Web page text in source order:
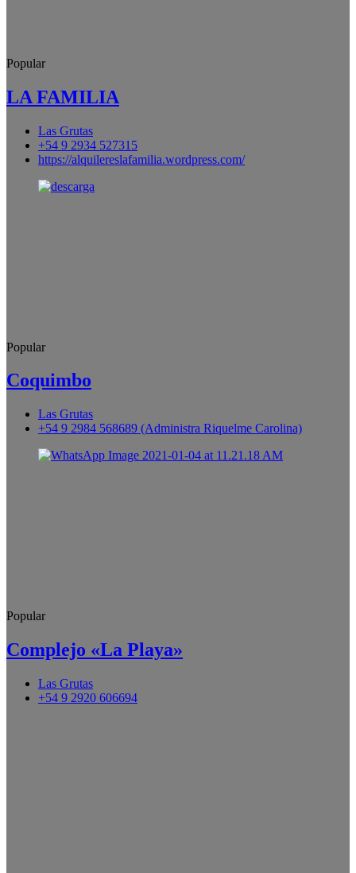
Popular
LA FAMILIA
Las Grutas
+54 9 2934 527315
https://alquilereslafamilia.wordpress.com/
Popular
Coquimbo
Las Grutas
+54 9 2984 568689 (Administra Riquelme Carolina)
Popular
Complejo «La Playa»
Las Grutas
+54 9 2920 606694